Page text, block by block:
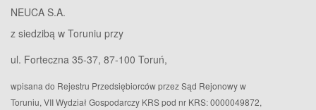
NEUCA S.A.
z siedzibą w Toruniu przy
ul. Forteczna 35-37, 87-100 Toruń,
wpisana do Rejestru Przedsiębiorców przez Sąd Rejonowy w
Toruniu, VII Wydział Gospodarczy KRS pod nr KRS: 0000049872,